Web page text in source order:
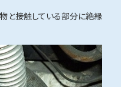
と接触している部分に絶縁